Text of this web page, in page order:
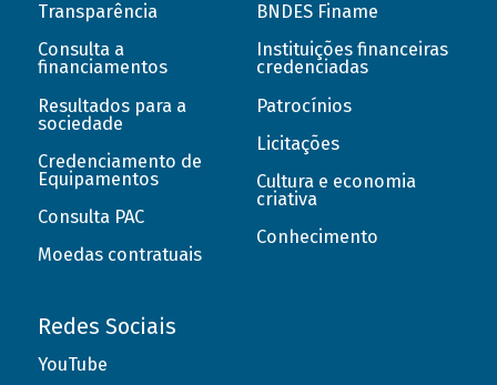
Transparência
Consulta a
financiamentos
Resultados para a
sociedade
Credenciamento de
Equipamentos
Consulta PAC
Moedas contratuais
BNDES Finame
Instituições financeiras
credenciadas
Patrocínios
Licitações
Cultura e economia
criativa
Conhecimento
Redes Sociais
YouTube